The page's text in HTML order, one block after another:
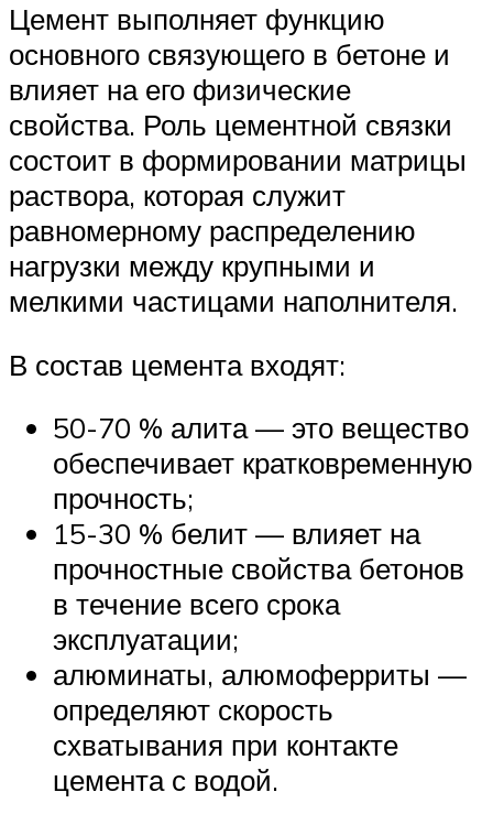
Цемент выполняет функцию
основного связующего в бетоне и
влияет на его физические
свойства. Роль цементной связки
состоит в формировании матрицы
раствора, которая служит
равномерному распределению
нагрузки между крупными и
мелкими частицами наполнителя.
В состав цемента входят:
50-70 % алита — это вещество
обеспечивает кратковременную
прочность;
15-30 % белит — влияет на
прочностные свойства бетонов
в течение всего срока
эксплуатации;
алюминаты, алюмоферриты —
определяют скорость
схватывания при контакте
цемента с водой.